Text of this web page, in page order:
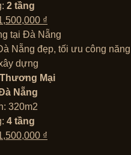
2 tầng
₫.
₫
hiện
tại
1,500,000 ₫.
Nẵng đẹp, tối ưu công năng
dựng
Thương Mại
Nẵng
320m2
4 tầng
₫